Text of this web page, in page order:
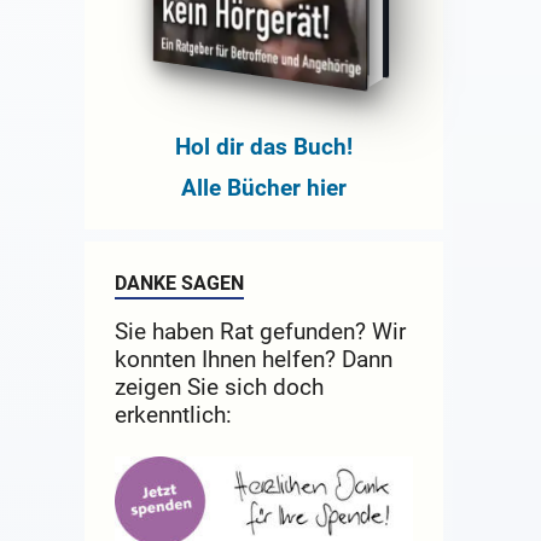
Hol dir das Buch!
Alle Bücher hier
DANKE SAGEN
Sie haben Rat gefunden? Wir
konnten Ihnen helfen? Dann
zeigen Sie sich doch
erkenntlich: